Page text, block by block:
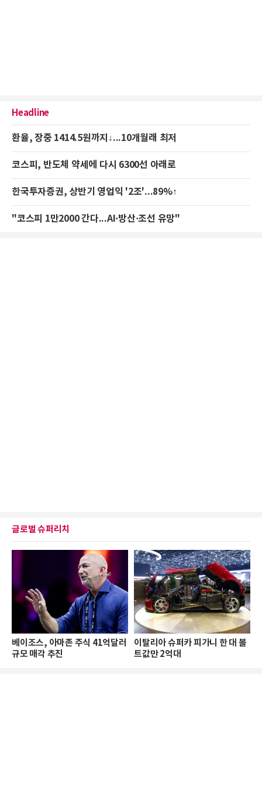
Headline
환율, 장중 1414.5원까지↓...10개월래 최저
코스피, 반도체 약세에 다시 6300선 아래로
한국투자증권, 상반기 영업익 '2조'...89%↑
"코스피 1만2000 간다...AI·방산·조선 유망"
글로벌 슈퍼리치
베이조스, 아마존 주식 41억달러
규모 매각 추진
이탈리아 슈퍼카 피가니 한 대 볼
트값만 2억대